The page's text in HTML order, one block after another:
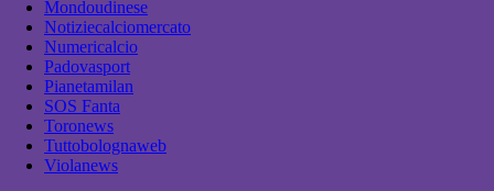
Mondoudinese
Notiziecalciomercato
Numericalcio
Padovasport
Pianetamilan
SOS Fanta
Toronews
Tuttobolognaweb
Violanews